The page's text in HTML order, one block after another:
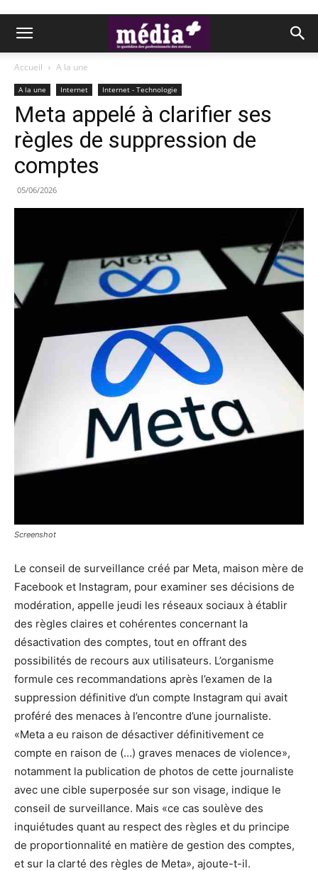
Accueil A la une
A la une Internet Internet - Technologie
Meta appelé à clarifier ses
règles de suppression de
comptes
05/06/2026
Screenshot
Le conseil de surveillance créé par Meta, maison mère de
Facebook et Instagram, pour examiner ses décisions de
modération, appelle jeudi les réseaux sociaux à établir
des règles claires et cohérentes concernant la
désactivation des comptes, tout en offrant des
possibilités de recours aux utilisateurs. L’organisme
formule ces recommandations après l’examen de la
suppression définitive d’un compte Instagram qui avait
proféré des menaces à l’encontre d’une journaliste.
«Meta a eu raison de désactiver définitivement ce
compte en raison de (…) graves menaces de violence»,
notamment la publication de photos de cette journaliste
avec une cible superposée sur son visage, indique le
conseil de surveillance. Mais «ce cas soulève des
inquiétudes quant au respect des règles et du principe
de proportionnalité en matière de gestion des comptes,
et sur la clarté des règles de Meta», ajoute-t-il.